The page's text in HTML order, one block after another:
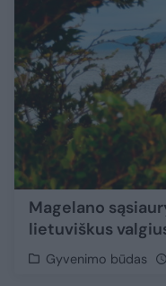
Magelano
lietuviškus
Gyvenimo būdas